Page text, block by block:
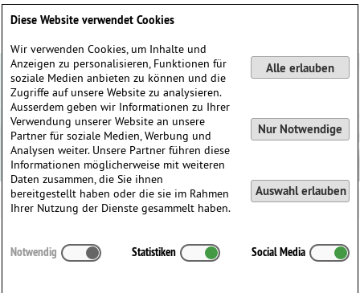
Evasion, für Bratsche und Klavier
Diese Website verwendet Cookies
Wir verwenden Cookies, um Inhalte und
Anzeigen zu personalisieren, Funktionen für
soziale Medien anbieten zu können und die
Zugriffe auf unsere Website zu analysieren.
Ausserdem geben wir Informationen zu Ihrer
Verwendung unserer Website an unsere
Partner für soziale Medien, Werbung und
Analysen weiter. Unsere Partner führen diese
Informationen möglicherweise mit weiteren
Daten zusammen, die Sie ihnen
bereitgestellt haben oder die sie im Rahmen
Ihrer Nutzung der Dienste gesammelt haben.
Alle erlauben
Nur Notwendige
Auswahl erlauben
Notwendig Statistiken Social Media